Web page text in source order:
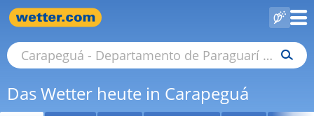
Das Wetter heute in Carapeguá